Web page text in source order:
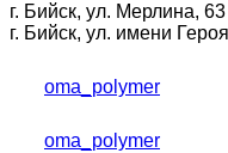
г. Бийск, ул. Мерлина,
г. Бийск, ул. имени
oma_polymer
oma_polymer